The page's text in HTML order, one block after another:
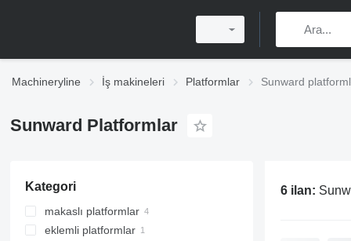
Machineryline İş makineleri Platformlar Sunward
Sunward Platformlar
Kategori
makaslı platformlar
eklemli platformlar
6 ilan: